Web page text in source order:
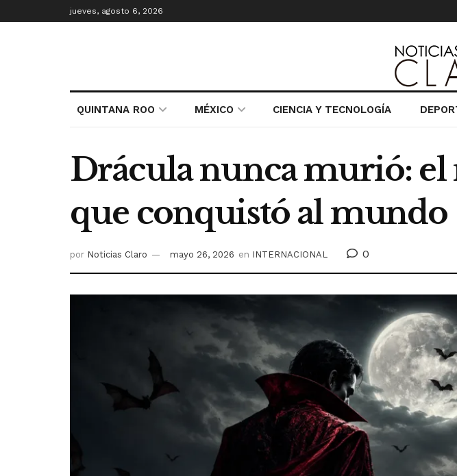
jueves, agosto 6, 2026
QUINTANA ROO MÉXICO CIENCIA Y TECNOLOGÍA
Drácula nunca murió:
que conquistó al mundo
por Noticias Claro mayo 26, 2026 en INTERNACIONAL 0